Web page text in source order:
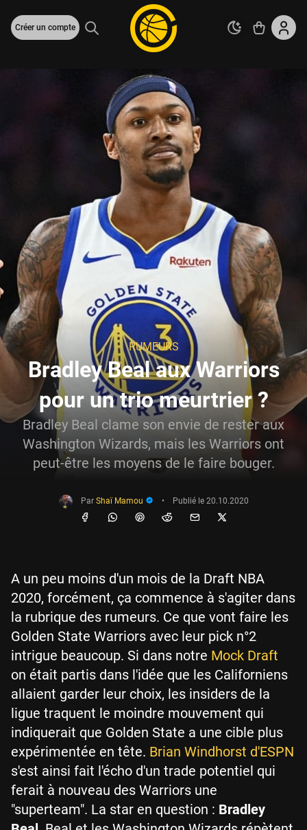
Créer un compte
RUMEURS
Bradley Beal aux Warriors
pour un trio meurtrier ?
Bradley Beal clame son envie de rester aux
Washington Wizards, mais les Warriors ont
peut-être les moyens de le faire bouger.
Par Shaï Mamou • Publié le 20.10.2020
A un peu moins d'un mois de la Draft NBA
2020, forcément, ça commence à s'agiter dans
la rubrique des rumeurs. Ce que vont faire les
Golden State Warriors avec leur pick n°2
intrigue beaucoup. Si dans notre Mock Draft
on était partis dans l'idée que les Californiens
allaient garder leur choix, les insiders de la
ligue traquent le moindre mouvement qui
indiquerait que Golden State a une cible plus
expérimentée en tête. Brian Windhorst d'ESPN
s'est ainsi fait l'écho d'un trade potentiel qui
ferait à nouveau des Warriors une
"superteam". La star en question : Bradley